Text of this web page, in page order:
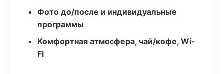
Фото до/после и индивидуальные
программы
Комфортная атмосфера, чай/кофе, Wi-
Fi